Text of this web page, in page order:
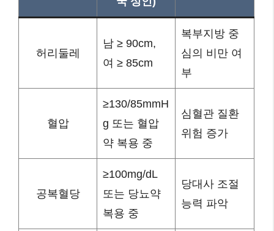
허리둘레
남 ≥ 90cm,
여 ≥ 85cm
복부지방 중
심의 비만 여
부
혈압
≥130/85mmH
g 또는 혈압
약 복용 중
심혈관 질환
위험 증가
공복혈당
≥100mg/dL
또는 당뇨약
복용 중
당대사 조절
능력 파악